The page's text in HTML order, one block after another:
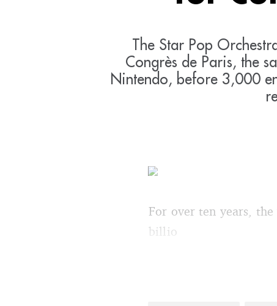
The Star Pop
Congrès de Paris, the
Nintendo, before 3,000
For over ten years,
billio